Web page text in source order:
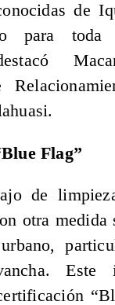
de
para
Flag”
de
otra medida
Este